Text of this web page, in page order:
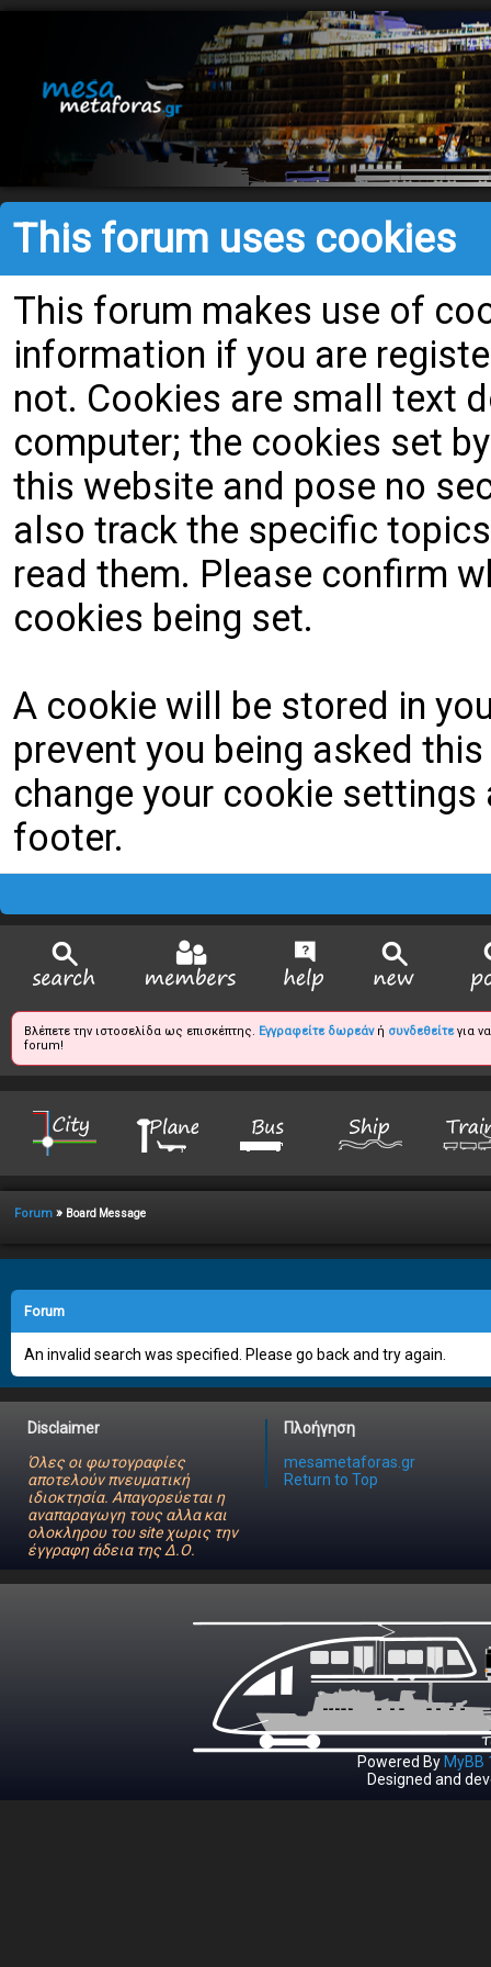
This forum uses cookies
This forum makes use of
information if you are
not. Cookies are small text
computer; the cookies set
this website and pose no
also track the specific
read them. Please confirm
cookies being set.
A cookie will be stored in
prevent you being asked
change your cookie
footer.
Βλέπετε την ιστοσελίδα ως επισκέπτης. Εγγραφείτε δωρεάνή συνδεθείτεγια
forum!
Forum » Board Message
Forum
An invalid search was specified. Please go back and try again.
Disclaimer
Όλες οι φωτογραφίες
αποτελούν πνευματική
ιδιοκτησία. Απαγορεύεται η
αναπαραγωγη τους αλλα και
ολοκληρου του site χωρις την
έγγραφη άδεια της Δ.Ο.
Πλοήγηση
mesametaforas.gr
Return to Top
Powered By MyBB
Designed and